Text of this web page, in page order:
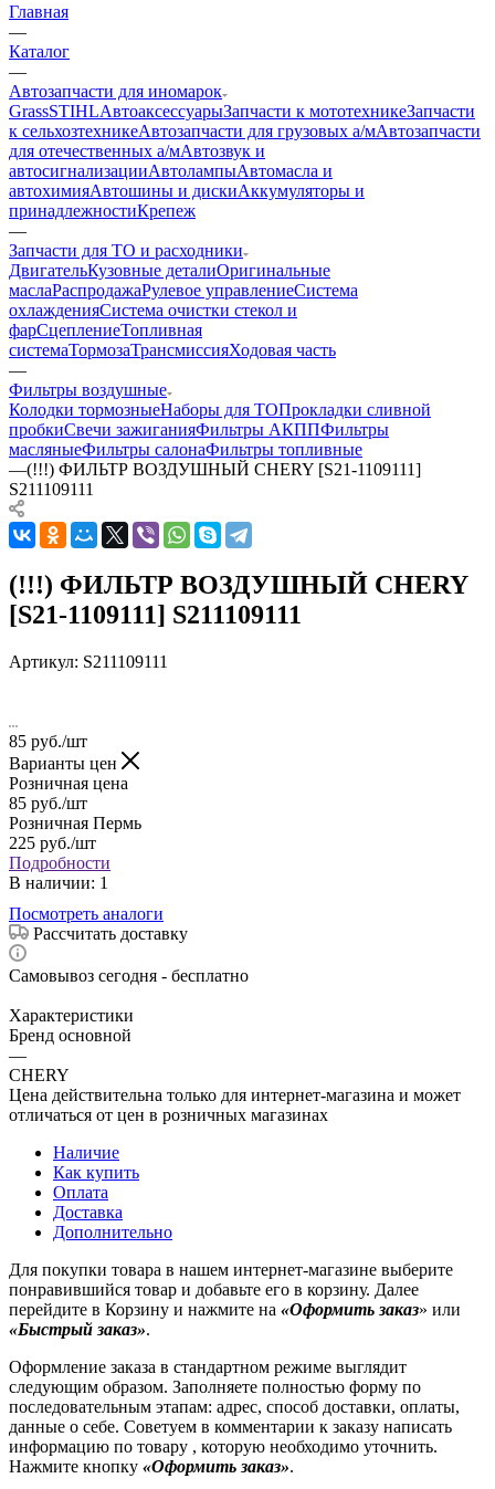
Главная
—
Каталог
—
Автозапчасти для иномарок
GrassSTIHLАвтоаксессуарыЗапчасти к мототехникеЗапчасти
к сельхозтехникеАвтозапчасти для грузовых а/мАвтозапчасти
для отечественных а/мАвтозвук и
автосигнализацииАвтолампыАвтомасла и
автохимияАвтошины и дискиАккумуляторы и
принадлежностиКрепеж
—
Запчасти для ТО и расходники
ДвигательКузовные деталиОригинальные
маслаРаспродажаРулевое управлениеСистема
охлажденияСистема очистки стекол и
фарСцеплениеТопливная
системаТормозаТрансмиссияХодовая часть
—
Фильтры воздушные
Колодки тормозныеНаборы для ТОПрокладки сливной
пробкиСвечи зажиганияФильтры АКППФильтры
масляныеФильтры салонаФильтры топливные
—(!!!) ФИЛЬТР ВОЗДУШНЫЙ CHERY [S21-1109111]
S211109111
(!!!) ФИЛЬТР ВОЗДУШНЫЙ CHERY
[S21-1109111] S211109111
Артикул: S211109111
85 руб./шт
Варианты цен
Розничная цена
85 руб./шт
Розничная Пермь
225 руб./шт
Подробности
В наличии: 1
Посмотреть аналоги
Рассчитать доставку
Самовывоз сегодня - бесплатно
Характеристики
Бренд основной
—
CHERY
Цена действительна только для интернет-магазина и может
отличаться от цен в розничных магазинах
Наличие
Как купить
Оплата
Доставка
Дополнительно
Для покупки товара в нашем интернет-магазине выберите
понравившийся товар и добавьте его в корзину. Далее
перейдите в Корзину и нажмите на «Оформить заказ» или
«Быстрый заказ».
Оформление заказа в стандартном режиме выглядит
следующим образом. Заполняете полностью форму по
последовательным этапам: адрес, способ доставки, оплаты,
данные о себе. Советуем в комментарии к заказу написать
информацию по товару , которую необходимо уточнить.
Нажмите кнопку «Оформить заказ».